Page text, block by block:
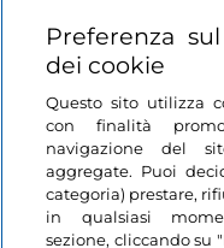
Login
Restiamo in contatto
Preferenza
dei cookie
Questo sito utilizza
con finalità
navigazione del
aggregate. Puoi
categoria) prestare,
in qualsiasi
sezione, cliccando su